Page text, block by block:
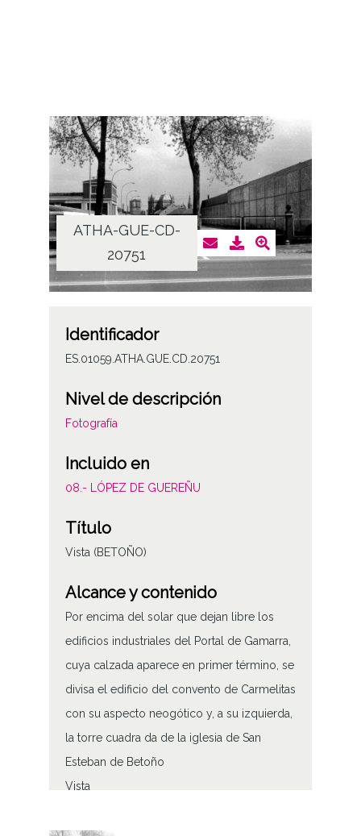
ATHA-GUE-CD-
20751
Identificador
ES.01059.ATHA.GUE.CD.20751
Nivel de descripción
Fotografía
Incluido en
08.- LÓPEZ DE GUEREÑU
Título
Vista (BETOÑO)
Alcance y contenido
Por encima del solar que dejan libre los
edificios industriales del Portal de Gamarra,
cuya calzada aparece en primer término, se
divisa el edificio del convento de Carmelitas
con su aspecto neogótico y, a su izquierda,
la torre cuadra da de la iglesia de San
Esteban de Betoño
Vista
Tipo de contenido